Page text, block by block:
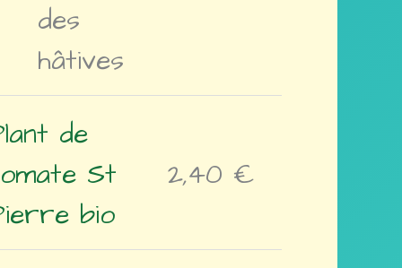
des
hâtives
de
St
bio
2,40 €